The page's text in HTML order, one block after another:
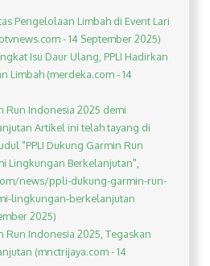
Pengelolaan Limbah di Event Lari
- 14 September 2025)
Isu Daur Ulang, PPLI Hadirkan
Limbah (merdeka.com - 14
Run Indonesia 2025 demi
Artikel ini telah tayang di
"PPLI Dukung Garmin Run
Lingkungan Berkelanjutan",
news/ppli-dukung-garmin-run-
lingkungan-berkelanjutan
2025)
Run Indonesia 2025, Tegaskan
(mnctrijaya.com - 14